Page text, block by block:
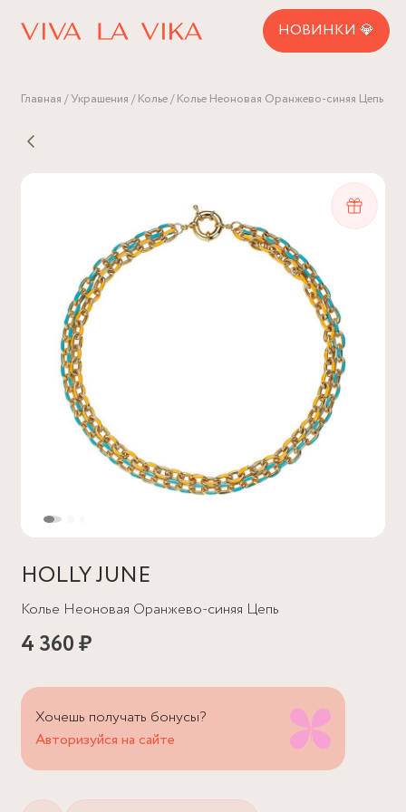
НОВИНКИ 💎
Главная Украшения Колье Колье Неоновая Оранжево-синяя Цепь
HOLLY JUNE
Колье Неоновая Оранжево-синяя Цепь
4 360 ₽
Хочешь получать бонусы?
Авторизуйся на сайте